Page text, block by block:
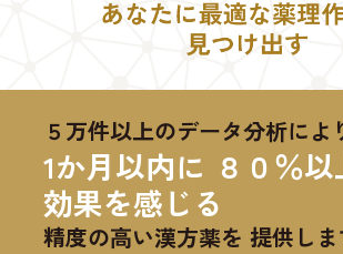
５万件以上のデータ分析によ
1か月以内に ８０％
効果を感じる
精度の高い漢方薬を 提供し